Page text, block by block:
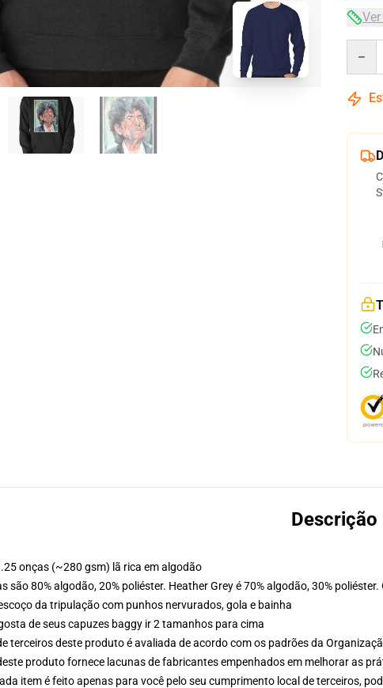
Descrição
onças (~280 gsm) lã rica em algodão
são 80% algodão, 20% poliéster. Heather Grey é 70% algodão, 30%
da tripulação com punhos nervurados, gola e bainha
de seus capuzes baggy ir 2 tamanhos para cima
terceiros deste produto é avaliada de acordo com os padrões da
produto fornece lacunas de fabricantes empenhados em melhorar as
item é feito apenas para você pelo seu cumprimento local de terceiros,